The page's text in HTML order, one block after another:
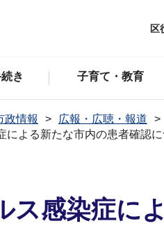
区
き 子育て・教育
政情報 広報・広聴・報道
による新たな市内の患者確認に
ス感染症に